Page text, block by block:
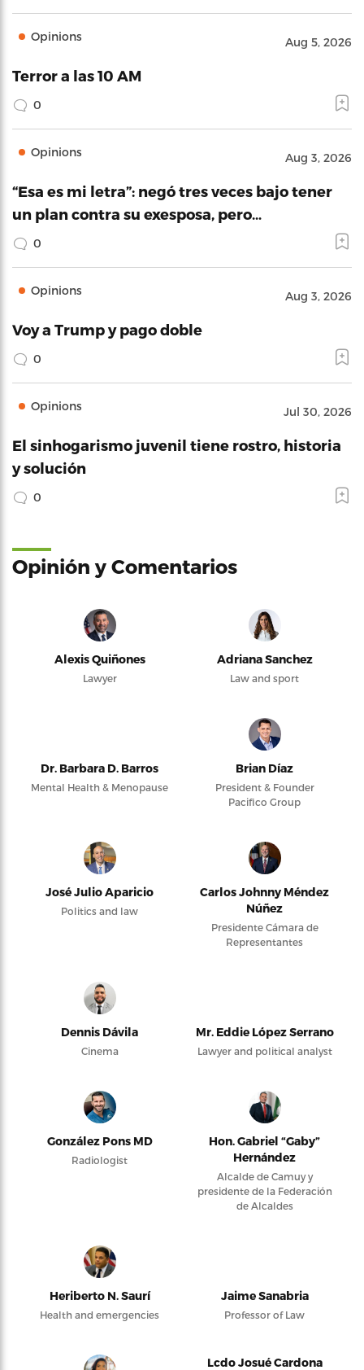
Opinions Aug 5, 2026
Terror a las 10 AM
0
Opinions Aug 3, 2026
“Esa es mi letra”: negó tres veces bajo tener
un plan contra su exesposa, pero…
0
Opinions Aug 3, 2026
Voy a Trump y pago doble
0
Opinions Jul 30, 2026
El sinhogarismo juvenil tiene rostro, historia
y solución
0
Opinión y Comentarios
Alexis Quiñones
Lawyer
Adriana Sanchez
Law and sport
Dr. Barbara D. Barros
Mental Health & Menopause
Brian Díaz
President & Founder
Pacifico Group
José Julio Aparicio
Politics and law
Carlos Johnny Méndez
Núñez
Presidente Cámara de
Representantes
Dennis Dávila
Cinema
Mr. Eddie López Serrano
Lawyer and political analyst
González Pons MD
Radiologist
Hon. Gabriel “Gaby”
Hernández
Alcalde de Camuy y
presidente de la Federación
de Alcaldes
Heriberto N. Saurí
Health and emergencies
Jaime Sanabria
Professor of Law
Lcdo Josué Cardona